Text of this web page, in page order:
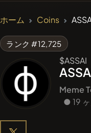
ホーム Coins
ランク #12,725
$ASSAI
Meme
● 19